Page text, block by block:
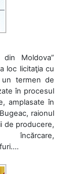
Moldova”
loc licitaţia cu
un termen de
în procesul
amplasate în
raionul
de producere,